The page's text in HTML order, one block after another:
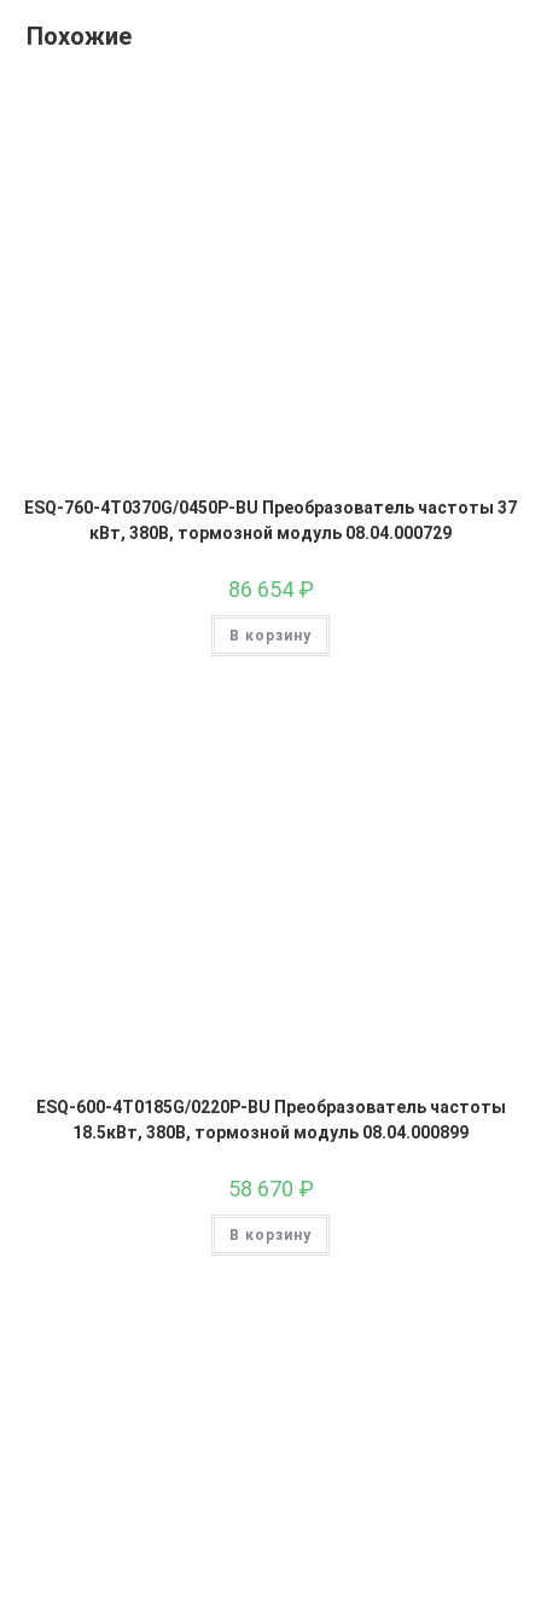
Похожие
ESQ-760-4T0370G/0450P-BU Преобразователь частоты 37
кВт, 380В, тормозной модуль 08.04.000729
86 654 ₽
В корзину
ESQ-600-4T0185G/0220P-BU Преобразователь частоты
18.5кВт, 380В, тормозной модуль 08.04.000899
58 670 ₽
В корзину